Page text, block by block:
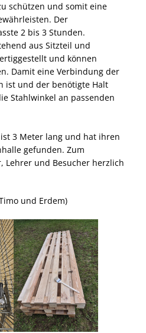
schützen und somit eine
Der
2 bis 3 Stunden.
aus Sitzteil und
und können
Damit eine Verbindung der
ist und der benötigte Halt
Stahlwinkel an passenden
3 Meter lang und hat ihren
gefunden. Zum
Lehrer und Besucher herzlich
und Erdem)